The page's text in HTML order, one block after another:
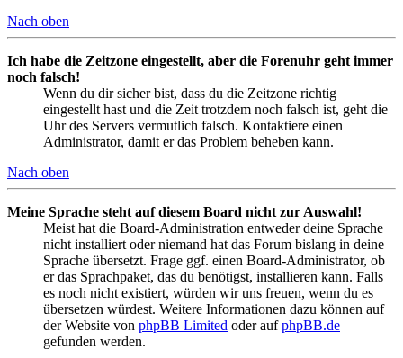
Nach oben
Ich habe die Zeitzone eingestellt, aber die Forenuhr geht immer
noch falsch!
Wenn du dir sicher bist, dass du die Zeitzone richtig
eingestellt hast und die Zeit trotzdem noch falsch ist, geht die
Uhr des Servers vermutlich falsch. Kontaktiere einen
Administrator, damit er das Problem beheben kann.
Nach oben
Meine Sprache steht auf diesem Board nicht zur Auswahl!
Meist hat die Board-Administration entweder deine Sprache
nicht installiert oder niemand hat das Forum bislang in deine
Sprache übersetzt. Frage ggf. einen Board-Administrator, ob
er das Sprachpaket, das du benötigst, installieren kann. Falls
es noch nicht existiert, würden wir uns freuen, wenn du es
übersetzen würdest. Weitere Informationen dazu können auf
der Website von phpBB Limited oder aufphpBB.de
gefunden werden.